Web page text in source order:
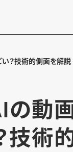
？技術的側面を解説
動
技術